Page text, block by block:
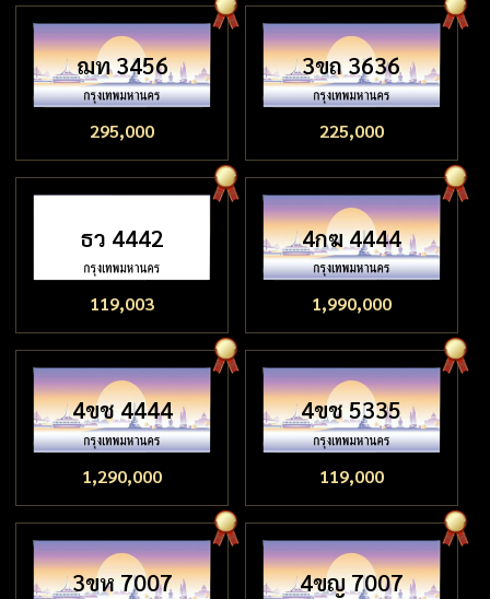
ฌท 3456
295,000
3ขถ 3636
225,000
ธว 4442
119,003
4กฆ 4444
1,990,000
4ขช 4444
1,290,000
4ขช 5335
119,000
3ขห 7007 4ขญ 7007